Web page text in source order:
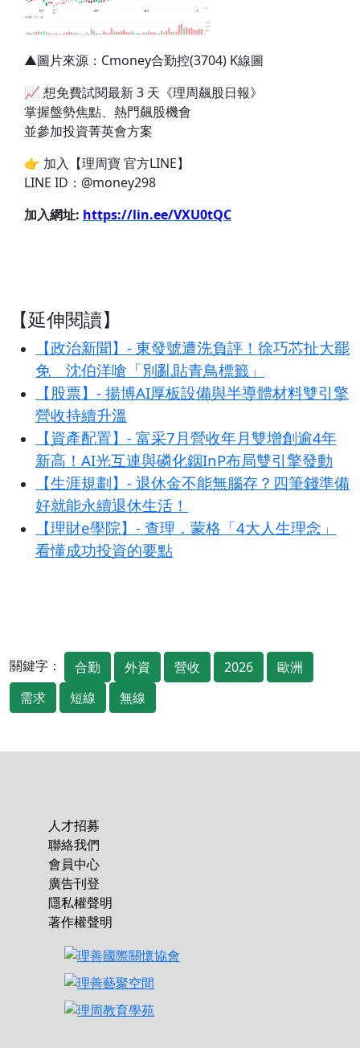
▲圖片來源：Cmoney合勤控(3704) K線圖
📈 想免費試閱最新 3 天《理周飆股日報》
掌握盤勢焦點、熱門飆股機會
並參加投資菁英會方案
👉 加入【理周寶 官方LINE】
LINE ID：@money298
加入網址: https://lin.ee/VXU0tQC
【延伸閱讀】
【政治新聞】- 東發號遭洗負評！徐巧芯扯大罷
免 沈伯洋嗆「別亂貼青鳥標籤」
【股票】- 揚博AI厚板設備與半導體材料雙引擎
營收持續升溫
【資產配置】- 富采7月營收年月雙增創逾4年
新高！AI光互連與磷化銦InP布局雙引擎發動
【生涯規劃】- 退休金不能無腦存？四筆錢準備
好就能永續退休生活！
【理財e學院】- 查理．蒙格「4大人生理念」
看懂成功投資的要點
關鍵字： 合勤 外資 營收 2026
歐洲
需求
短線 無線
人才招募
聯絡我們
會員中心
廣告刊登
隱私權聲明
著作權聲明